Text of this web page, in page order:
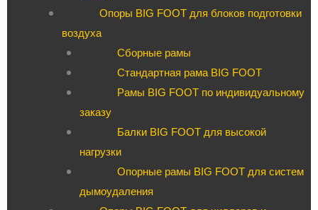
Опоры BIG FOOT для блоков подготовки
воздуха
Сборные рамы
Стандартная рама BIG FOOT
Рамы BIG FOOT по индивидуальному
заказу
Балки BIG FOOT для высокой
нагрузки
Опорные рамы BIG FOOT для систем
дымоудаления